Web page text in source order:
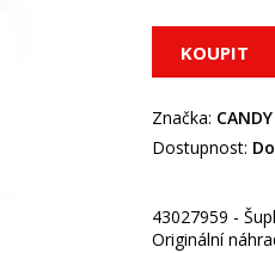
Značka: CANDY
Dostupnost:
43027959 -
Originální